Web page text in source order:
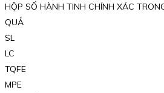
HỘP SỐ HÀNH TINH CHÍNH XÁC
QUẢ
SL
LC
TQFE
MPE